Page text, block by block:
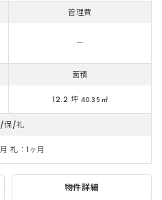
物件詳細
管理費
ー
面積
12.2 坪 40.35 ㎡
保/礼
礼：1ヶ月